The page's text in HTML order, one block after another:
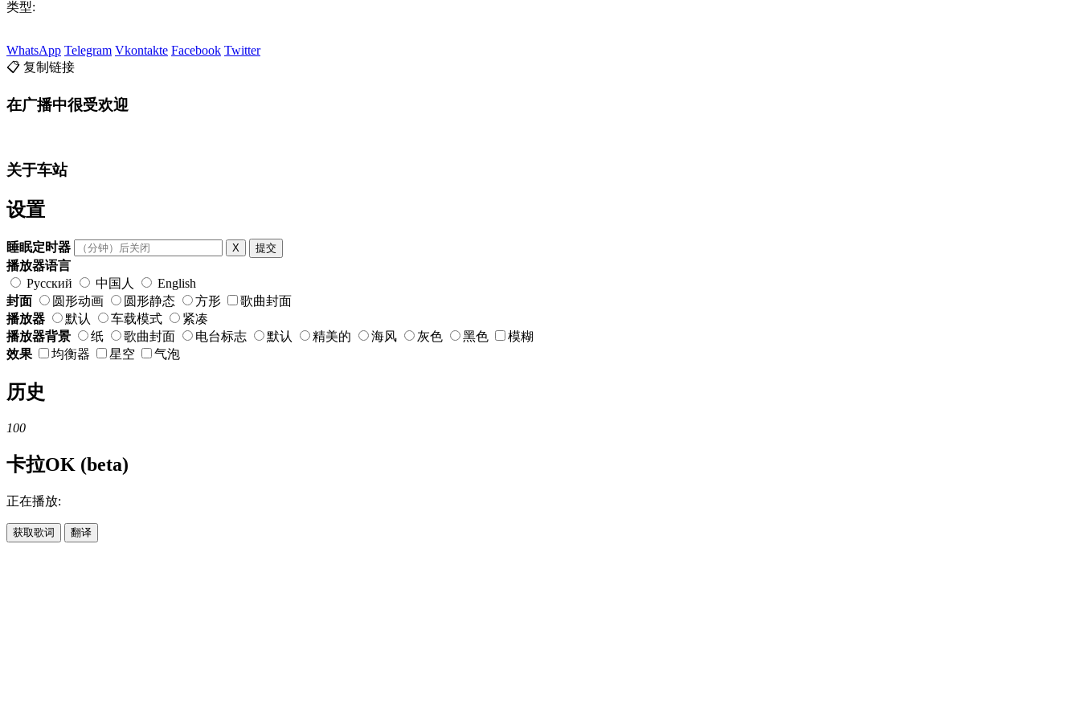
类型:
WhatsApp Telegram Vkontakte Facebook Twitter
📋 复制链接
在广播中很受欢迎
关于车站
设置
睡眠定时器 X 提交
播放器语言
Русский
中国人
English
封面
圆形动画 圆形静态 方形
歌曲封面
播放器
默认 车载模式
紧凑
播放器背景
纸 歌曲封面 电台标志 默认 精美的 海风 灰色 黑色
模糊
效果
均衡器 星空 气泡
历史
100
卡拉OK (beta)
正在播放:
获取歌词 翻译